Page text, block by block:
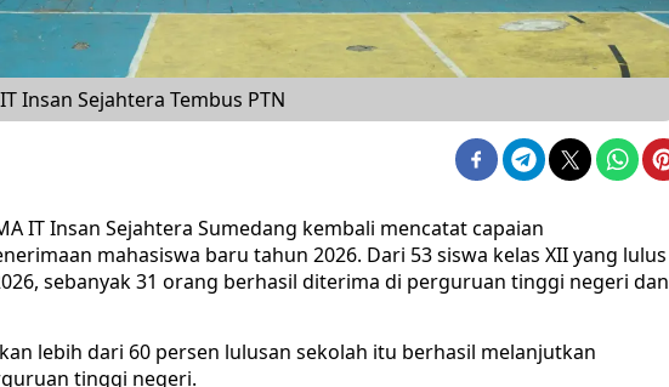
Insan Sejahtera Tembus PTN
IT Insan Sejahtera Sumedang kembali mencatat capaian
mahasiswa baru tahun 2026. Dari 53 siswa kelas XII yang lulus
sebanyak 31 orang berhasil diterima di perguruan tinggi negeri dan
lebih dari 60 persen lulusan sekolah itu berhasil melanjutkan
tinggi negeri.